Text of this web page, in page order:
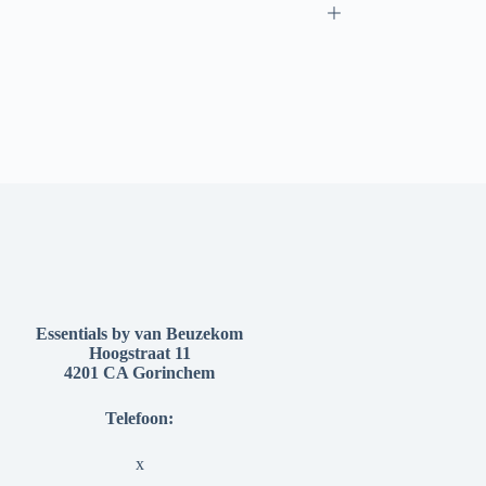
Essentials by van Beuzekom
Hoogstraat 11
4201 CA Gorinchem
Telefoon:
x